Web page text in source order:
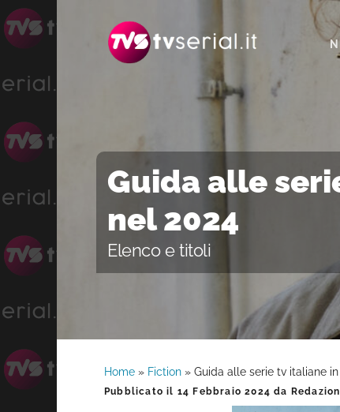
navigazione
contenuto
Guida alle
nel 2024
Elenco e titoli
Home » Fiction » Guida alle serie tv italiane
Pubblicato il 14 Febbraio 2024 da
Barra